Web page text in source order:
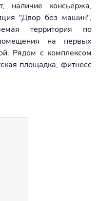
наличие консьержа,
"Двор без машин",
территория по
на первых
Рядом с комплексом
площадка, фитнесс